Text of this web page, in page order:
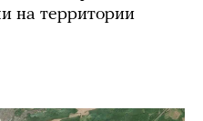
на территории